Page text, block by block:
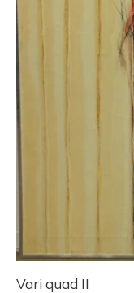
Vari quad II